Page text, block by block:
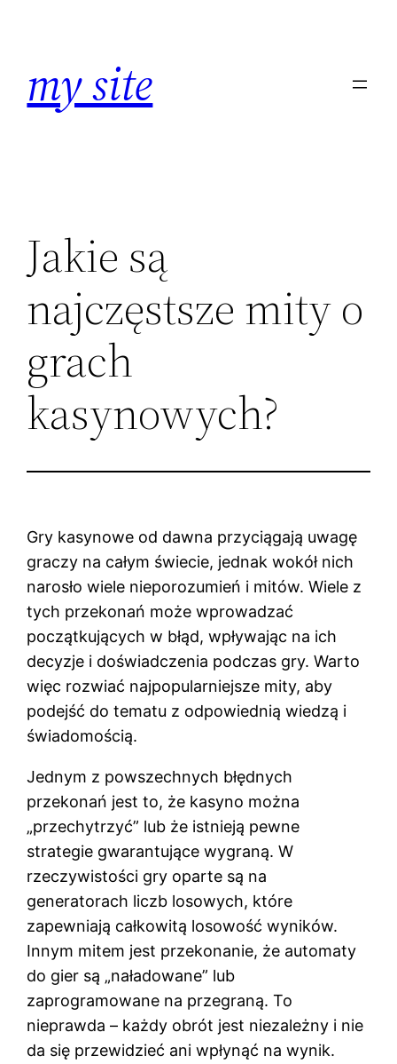
my site
Jakie są
najczęstsze mity o
grach
kasynowych?
Gry kasynowe od dawna przyciągają uwagę
graczy na całym świecie, jednak wokół nich
narosło wiele nieporozumień i mitów. Wiele z
tych przekonań może wprowadzać
początkujących w błąd, wpływając na ich
decyzje i doświadczenia podczas gry. Warto
więc rozwiać najpopularniejsze mity, aby
podejść do tematu z odpowiednią wiedzą i
świadomością.
Jednym z powszechnych błędnych
przekonań jest to, że kasyno można
„przechytrzyć” lub że istnieją pewne
strategie gwarantujące wygraną. W
rzeczywistości gry oparte są na
generatorach liczb losowych, które
zapewniają całkowitą losowość wyników.
Innym mitem jest przekonanie, że automaty
do gier są „naładowane” lub
zaprogramowane na przegraną. To
nieprawda – każdy obrót jest niezależny i nie
da się przewidzieć ani wpłynąć na wynik.